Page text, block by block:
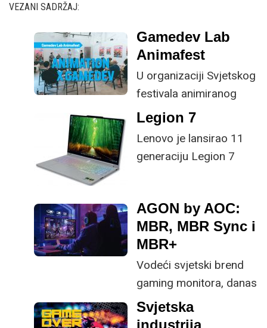
VEZANI SADRŽAJ:
Gamedev Lab
Animafest
U organizaciji Svjetskog
festivala animiranog
filma -
Animafesta Zagreb i
CEE Animation
Workshopa, u Zagrebu
održao Animation x
Gamedev Lab Zagreb.
Legion 7
Lenovo je lansirao 11
generaciju Legion 7
segment tržišta.
Ugrađenom RTX 5060
grafičkom karticom
definitivno vabi gaming
orijentiranu ekipu. No,
osim sirovih
performansi za igranje,
AGON by AOC:
MBR, MBR Sync i
MBR+
Vodeći svjetski brend
gaming monitora, danas
donosi pregled svojih
tehnologija za
Svjetska
industrija